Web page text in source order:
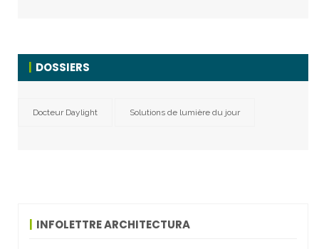
DOSSIERS
Docteur Daylight Solutions de lumière du jour
INFOLETTRE ARCHITECTURA